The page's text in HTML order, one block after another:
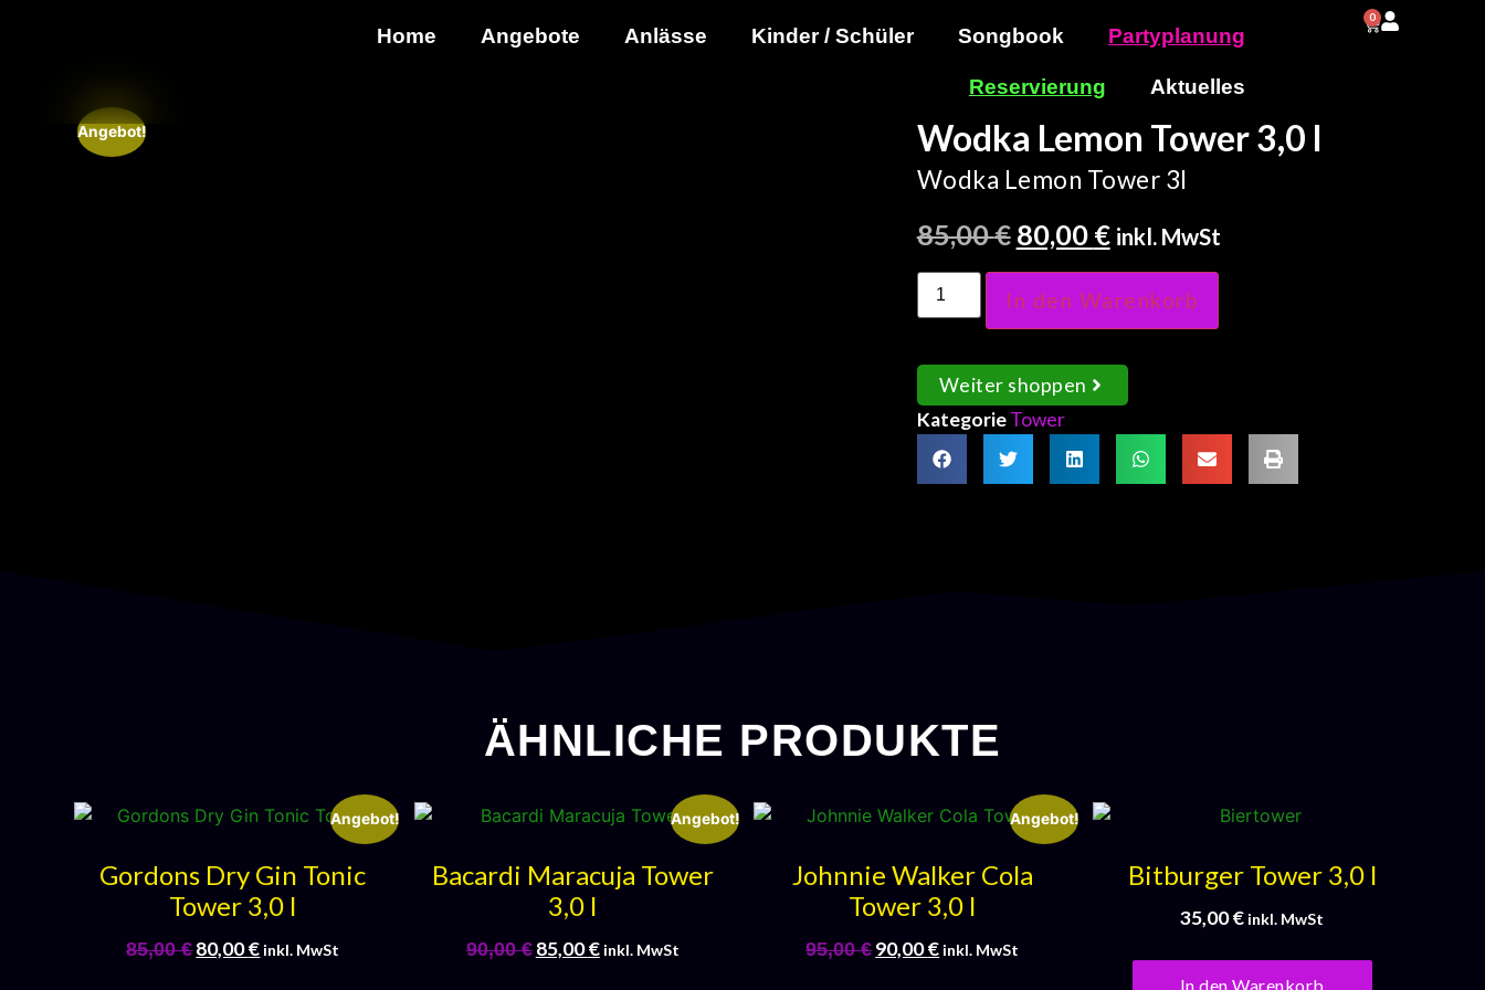
Home Angebote Anlässe Kinder / Schüler Songbook Partyplanung
Reservierung Aktuelles
0
Angebot! Wodka Lemon Tower 3,0 l
Wodka Lemon Tower 3l
85,00€ 80,00 € inkl. MwSt
In den Warenkorb
Weiter shoppen
Kategorie Tower
ÄHNLICHE PRODUKTE
Angebot!
Gordons Dry Gin Tonic
Tower 3,0 l
85,00€80,00€ inkl. MwSt
Angebot!
Bacardi Maracuja Tower
3,0 l
90,00€ 85,00€ inkl. MwSt
Angebot!
Johnnie Walker Cola
Tower 3,0 l
95,00€90,00€ inkl. MwSt
Bitburger Tower 3,0 l
35,00€ inkl. MwSt
In den Warenkorb